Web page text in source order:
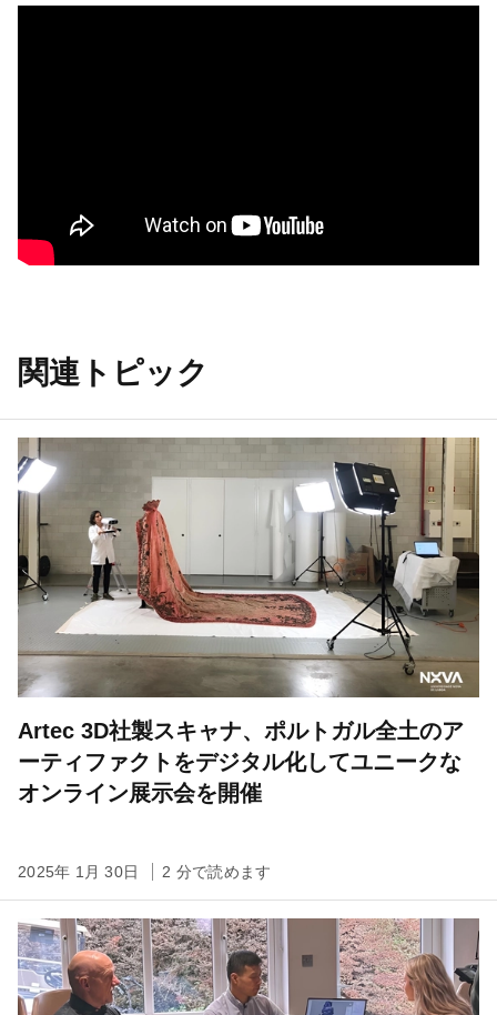
関連トピック
Artec 3D社製スキャナ、ポルトガル全土のア
ーティファクトをデジタル化してユニークな
オンライン展示会を開催
2025年 1月 30日 2 分で読めます